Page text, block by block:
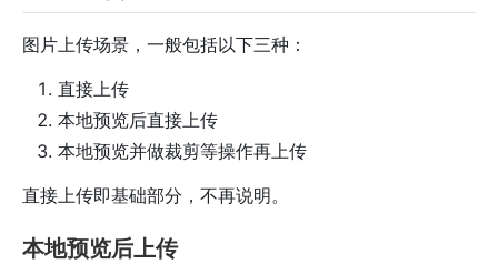
图片上传场景，一般包括以下三种：
直接上传
本地预览后直接上传
本地预览并做裁剪等操作再上传
直接上传即基础部分，不再说明。
本地预览后上传